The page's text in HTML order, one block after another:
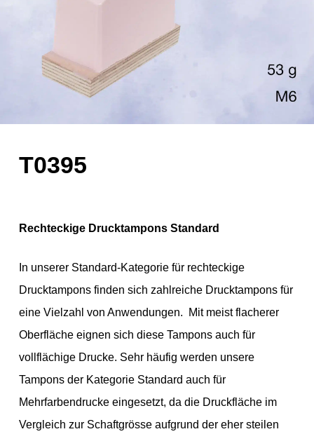
T0395
Rechteckige Drucktampons Standard
In unserer Standard-Kategorie für rechteckige
Drucktampons finden sich zahlreiche Drucktampons für
eine Vielzahl von Anwendungen. Mit meist flacherer
Oberfläche eignen sich diese Tampons auch für
vollflächige Drucke. Sehr häufig werden unsere
Tampons der Kategorie Standard auch für
Mehrfarbendrucke eingesetzt, da die Druckfläche im
Vergleich zur Schaftgrösse aufgrund der eher steilen